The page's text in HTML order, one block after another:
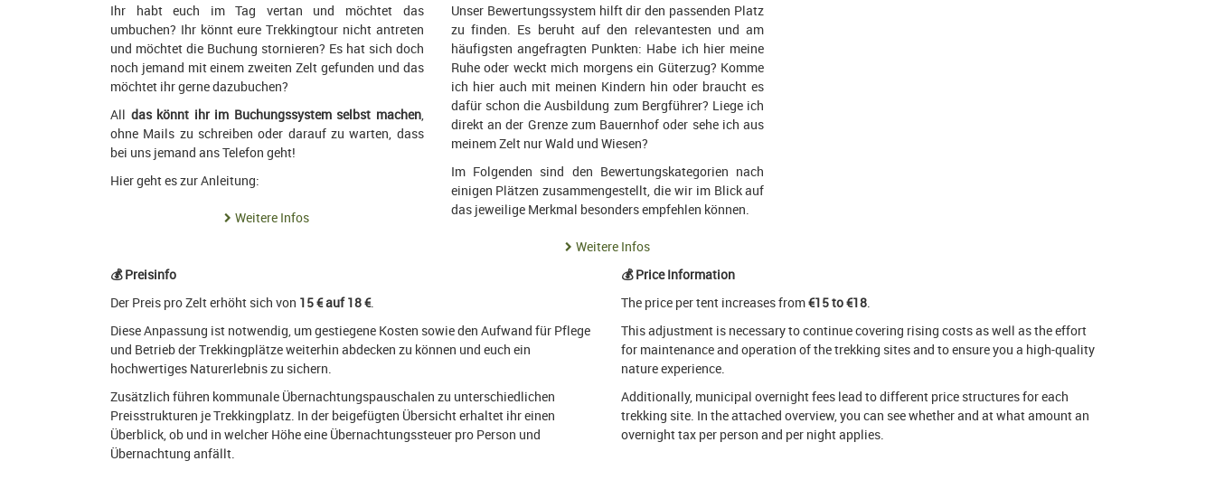
Ihr habt euch im Tag vertan und möchtet das
umbuchen? Ihr könnt eure Trekkingtour nicht antreten
und möchtet die Buchung stornieren? Es hat sich doch
noch jemand mit einem zweiten Zelt gefunden und das
möchtet ihr gerne dazubuchen?
All das könnt ihr im Buchungssystem selbst machen,
ohne Mails zu schreiben oder darauf zu warten, dass
bei uns jemand ans Telefon geht!
Hier geht es zur Anleitung:
Weitere Infos
Unser Bewertungssystem hilft dir den passenden Platz
zu finden. Es beruht auf den relevantesten und am
häufigsten angefragten Punkten: Habe ich hier meine
Ruhe oder weckt mich morgens ein Güterzug? Komme
ich hier auch mit meinen Kindern hin oder braucht es
dafür schon die Ausbildung zum Bergführer? Liege ich
direkt an der Grenze zum Bauernhof oder sehe ich aus
meinem Zelt nur Wald und Wiesen?
Im Folgenden sind den Bewertungskategorien nach
einigen Plätzen zusammengestellt, die wir im Blick auf
das jeweilige Merkmal besonders empfehlen können.
Weitere Infos
💰Preisinfo
Der Preis pro Zelt erhöht sich von 15 € auf 18 €.
Diese Anpassung ist notwendig, um gestiegene Kosten sowie den Aufwand für Pflege
und Betrieb der Trekkingplätze weiterhin abdecken zu können und euch ein
hochwertiges Naturerlebnis zu sichern.
Zusätzlich führen kommunale Übernachtungspauschalen zu unterschiedlichen
Preisstrukturen je Trekkingplatz. In der beigefügten Übersicht erhaltet ihr einen
Überblick, ob und in welcher Höhe eine Übernachtungssteuer pro Person und
Übernachtung anfällt.
💰 Price Information
The price per tent increases from€15 to €18
This adjustment is necessary to continue covering rising costs as well as the effort
for maintenance and operation of the trekking sites and to ensure you a high-quality
nature experience.
Additionally, municipal overnight fees lead to different price structures for each
trekking site. In the attached overview, you can see whether and at what amount an
overnight tax per person and per night applies.